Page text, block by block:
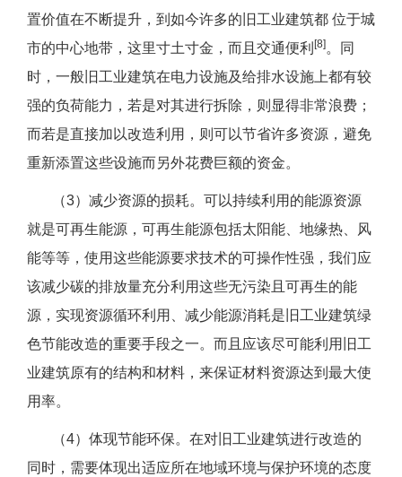
置价值在不断提升，到如今许多的旧工业建筑都 位于城
市的中心地带，这里寸土寸金，而且交通便利 [8] 。同
时，一般旧工业建筑在电力设施及给排水设施上都有较
强的负荷能力，若是对其进行拆除，则显得非常浪费；
而若是直接加以改造利用，则可以节省许多资源，避免
重新添置这些设施而另外花费巨额的资金。
（3）减少资源的损耗。可以持续利用的能源资源
就是可再生能源，可再生能源包括太阳能、地缘热、风
能等等，使用这些能源要求技术的可操作性强，我们应
该减少碳的排放量充分利用这些无污染且可再生的能
源，实现资源循环利用、减少能源消耗是旧工业建筑绿
色节能改造的重要手段之一。而且应该尽可能利用旧工
业建筑原有的结构和材料，来保证材料资源达到最大使
用率。
（4）体现节能环保。在对旧工业建筑进行改造的
同时，需要体现出适应所在地域环境与保护环境的态度